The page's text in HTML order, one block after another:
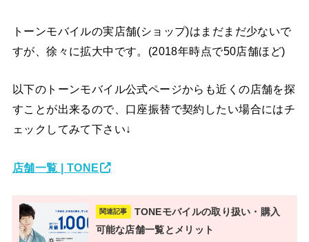
トーンモバイルの実店舗(ショップ)はまだまだ少ないで
すが、徐々に拡大中です。(2018年時点で50店舗ほど)
以下のトーンモバイル公式ページからも近くの店舗を探
すことが出来るので、口座振替で契約したい場合にはチ
ェックしてみて下さい↓
店舗一覧 | TONE
関連記事
TONEモバイルの取り扱い・購入
可能な店舗一覧とメリット